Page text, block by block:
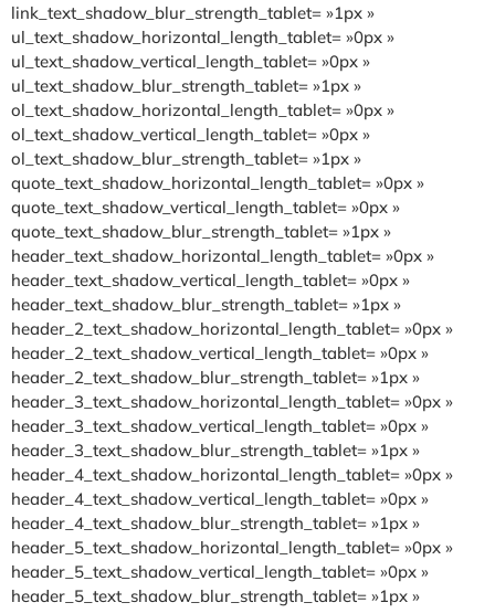
link_text_shadow_blur_strength_tablet= »1px »
ul_text_shadow_horizontal_length_tablet= »0px »
ul_text_shadow_vertical_length_tablet= »0px »
ul_text_shadow_blur_strength_tablet= »1px »
ol_text_shadow_horizontal_length_tablet= »0px »
ol_text_shadow_vertical_length_tablet= »0px »
ol_text_shadow_blur_strength_tablet= »1px »
quote_text_shadow_horizontal_length_tablet= »0px »
quote_text_shadow_vertical_length_tablet= »0px »
quote_text_shadow_blur_strength_tablet= »1px »
header_text_shadow_horizontal_length_tablet= »0px »
header_text_shadow_vertical_length_tablet= »0px »
header_text_shadow_blur_strength_tablet= »1px »
header_2_text_shadow_horizontal_length_tablet= »0px »
header_2_text_shadow_vertical_length_tablet= »0px »
header_2_text_shadow_blur_strength_tablet= »1px »
header_3_text_shadow_horizontal_length_tablet= »0px »
header_3_text_shadow_vertical_length_tablet= »0px »
header_3_text_shadow_blur_strength_tablet= »1px »
header_4_text_shadow_horizontal_length_tablet= »0px »
header_4_text_shadow_vertical_length_tablet= »0px »
header_4_text_shadow_blur_strength_tablet= »1px »
header_5_text_shadow_horizontal_length_tablet= »0px »
header_5_text_shadow_vertical_length_tablet= »0px »
header_5_text_shadow_blur_strength_tablet= »1px »